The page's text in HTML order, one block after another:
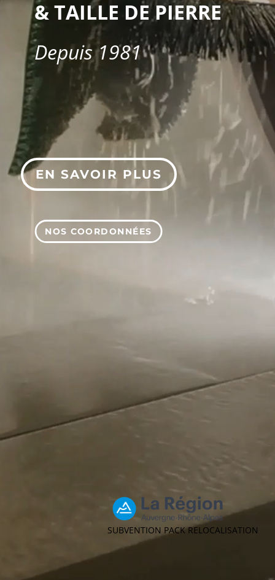
NOS COORDONNÉES
& TAILLE DE PIERRE
Depuis 1981
EN SAVOIR PLUS
SUBVENTION PACK RELOCALISATION